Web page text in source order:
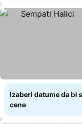
Izaberi datume da bi
cene